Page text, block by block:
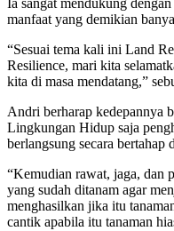
Ia sangat mendukung
manfaat yang demikian
“Sesuai tema kali ini Land
Resilience, mari kita
kita di masa mendatang,”
Andri berharap kedepannya
Lingkungan Hidup saja
berlangsung secara bertahap
“Kemudian rawat, jaga, dan
yang sudah ditanam agar
menghasilkan jika itu
cantik apabila itu tanaman